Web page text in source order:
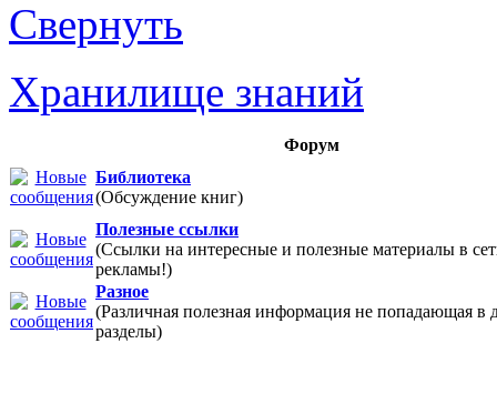
Хранилище знаний
Форум
Библиотека
(Обсуждение книг)
Полезные ссылки
(Ссылки на интересные и полезные материалы в
рекламы!)
Разное
(Различная полезная информация не попадающая в
разделы)